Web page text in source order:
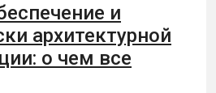
и
архитектурной
о чем все